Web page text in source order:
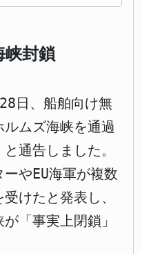
峡封鎖
日、船舶向け無
ムズ海峡を通過
通告しました。
やEU海軍が複数
けたと発表し、
「事実上閉鎖」